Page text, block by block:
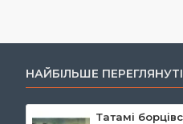
НАЙБІЛЬШЕ ПЕРЕГЛЯНУТІ